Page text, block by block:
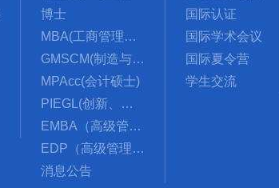
博士
MBA(工商管理硕士)
GMSCM(制造与供应链管理硕士)
MPAcc(会计硕士)
PIEGL(创新、创业与全球领导力国际硕士项目)
EMBA（高级管理人员工商管理硕士）
EDP（高级管理培训）
消息公告
国际认证
国际学术会议
国际夏令营
学生交流